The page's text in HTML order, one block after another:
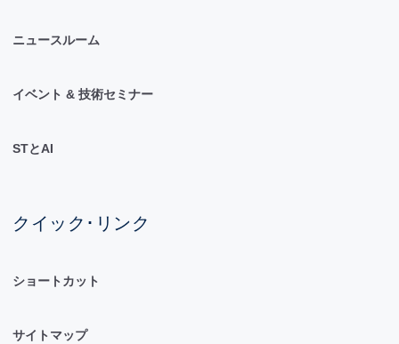
ニュースルーム
イベント & 技術セミナー
STとAI
クイック･リンク
ショートカット
サイトマップ